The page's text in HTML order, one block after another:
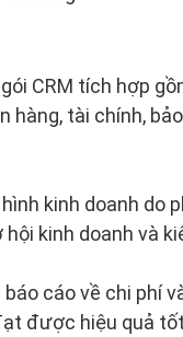
CRM tích hợp
hàng, tài chính,
kinh doanh do
hội kinh doanh và
cáo về chi phí
được hiệu quả